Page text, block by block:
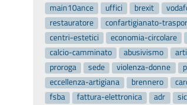
main10ance
uffici brexit
restauratore
confartigianato-
centri-estetici
economia-circolare
calcio-camminato
abusivismo
proroga
sede violenza-donne
eccellenza-artigiana
brennero
fsba
fattura-elettronica adr